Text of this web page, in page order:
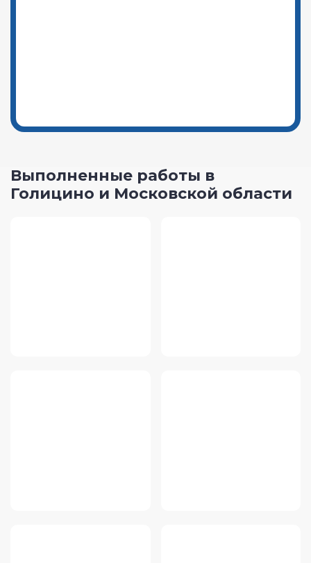
Выполненные работы в
Голицино и Московской области